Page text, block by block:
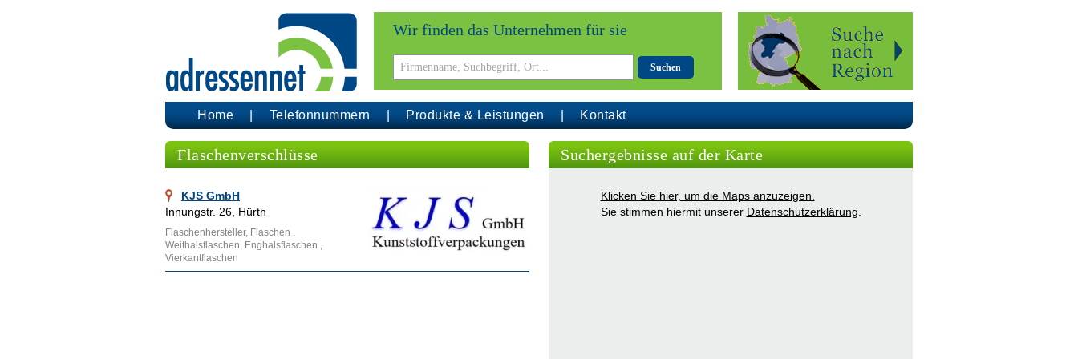
Wir finden das Unternehmen für sie
Suchen
Home Telefonnummern Produkte & Leistungen Kontakt
Flaschenverschlüsse
KJS GmbH
Innungstr. 26, Hürth
Flaschenhersteller, Flaschen ,
Weithalsflaschen, Enghalsflaschen ,
Vierkantflaschen
Suchergebnisse auf der Karte
Klicken Sie hier, um die Maps anzuzeigen.
Sie stimmen hiermit unserer Datenschutzerklärung